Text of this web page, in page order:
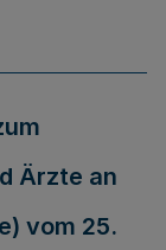
Ärzte an
vom 25.